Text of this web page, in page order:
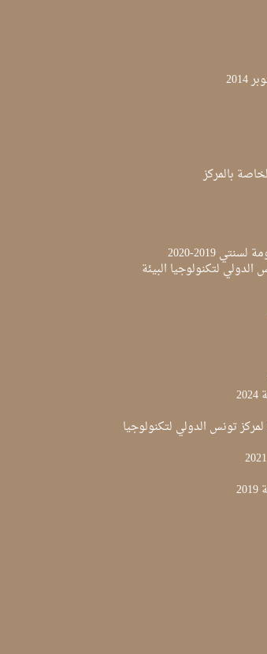
بالمركز
2019-2020
مقرر المصادقة على ميزانية 2022 لمركز تونس الدولي لتكنولوجيا